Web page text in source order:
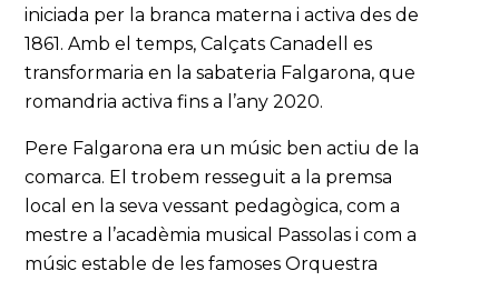
iniciada per la branca materna i activa des de
1861. Amb el temps, Calçats Canadell es
transformaria en la sabateria Falgarona, que
romandria activa fins a l’any 2020.
Pere Falgarona era un músic ben actiu de la
comarca. El trobem resseguit a la premsa
local en la seva vessant pedagògica, com a
mestre a l’acadèmia musical Passolas i com a
músic estable de les famoses Orquestra